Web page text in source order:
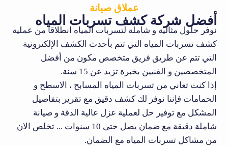
عملاق صيانة
أفضل شركة كشف تسربات المياه
نوفر حلول مثالية و شاملة لتسربات المياه انطلاقا من عملية
كشف تسربات المياه التي تتم بأحدث الكشف الإلكترونية
التي تتم عن طريق فريق متخصص مكون من أفضل
المتخصصين و الفنيين بخبرة تزيد عن 15 سنة.
إذا كنت تعاني من تسربات المياه المسابح ، الاسطح و
الحمامات فإننا نوفر لك كشف دقيق مع تقرير بتفاصيل
المشكل مع توفير حل لعملية عزل عالية الدقة و صيانة
شاملة دقيقة مع ضمان يصل حتى 10 سنوات ... تخلص الان
من مشاكل تسربات المياه مع الضمان.